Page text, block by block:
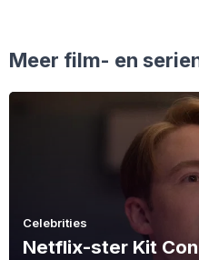
Meer film- en
Celebrities
Netflix-ster Kit